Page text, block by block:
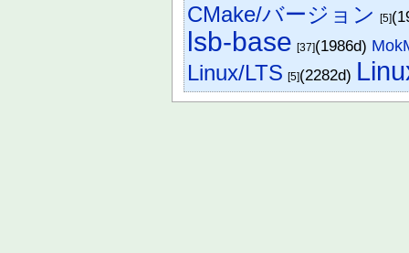
CMake/バージョン [5]
lsb-base [37](1986d)
Linux/LTS [5](2282d)